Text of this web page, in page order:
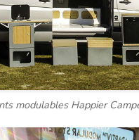
modulables Happier